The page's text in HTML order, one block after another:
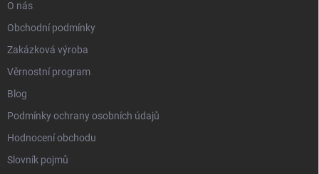
O nás
Obchodní podmínky
Zakázková výroba
Věrnostní program
Blog
Podmínky ochrany osobních údajů
Hodnocení obchodu
Slovník pojmů